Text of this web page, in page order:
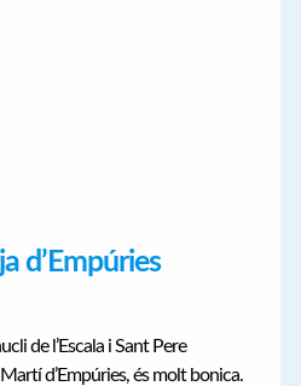
d’Empúries
de l’Escala i Sant Pere
d’Empúries, és molt bonica.